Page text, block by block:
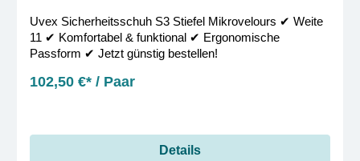
Uvex Sicherheitsschuh S3 Stiefel Mikrovelours ✔︎ Weite
11 ✔︎ Komfortabel & funktional ✔︎ Ergonomische
Passform ✔︎ Jetzt günstig bestellen!
102,50 €* / Paar
Details